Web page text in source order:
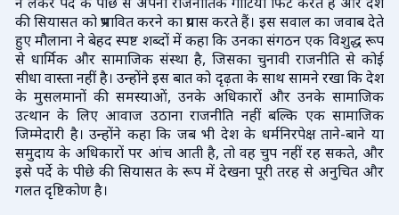
न लेकर पर्दे के पीछे से अपनी राजनीतिक गोटियां फिट करते हैं और देश
की सियासत को प्रभावित करने का प्रयास करते हैं। इस सवाल का जवाब देते
हुए मौलाना ने बेहद स्पष्ट शब्दों में कहा कि उनका संगठन एक विशुद्ध रूप
से धार्मिक और सामाजिक संस्था है, जिसका चुनावी राजनीति से कोई
सीधा वास्ता नहीं है। उन्होंने इस बात को दृढ़ता के साथ सामने रखा कि देश
के मुसलमानों की समस्याओं, उनके अधिकारों और उनके सामाजिक
उत्थान के लिए आवाज उठाना राजनीति नहीं बल्कि एक सामाजिक
जिम्मेदारी है। उन्होंने कहा कि जब भी देश के धर्मनिरपेक्ष ताने-बाने या
समुदाय के अधिकारों पर आंच आती है, तो वह चुप नहीं रह सकते, और
इसे पर्दे के पीछे की सियासत के रूप में देखना पूरी तरह से अनुचित और
गलत दृष्टिकोण है।